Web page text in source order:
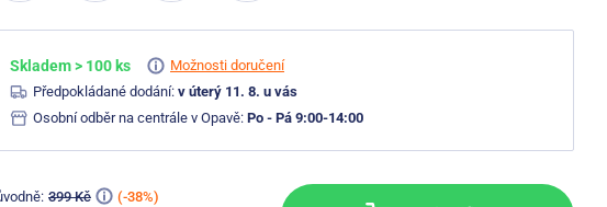
Skladem > 100 ks
Možnosti doručení
Předpokládané dodání: v úterý 11. 8. u vás
Osobní odběr na centrále v Opavě: Po - Pá 9:00-14:00
399 Kč (-38%)